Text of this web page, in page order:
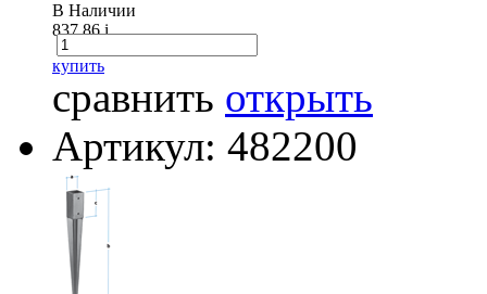
В Наличии
837.86i
купить
сравнить открыть
Артикул: 482200